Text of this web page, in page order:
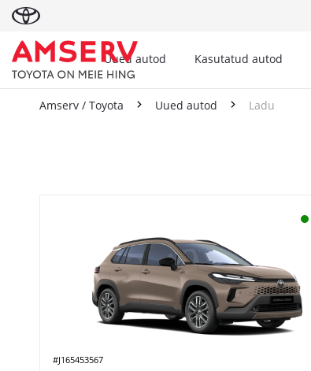
Uued autod Kasutatud autod
Amserv / Toyota Uued autod Ladu
#J165453567